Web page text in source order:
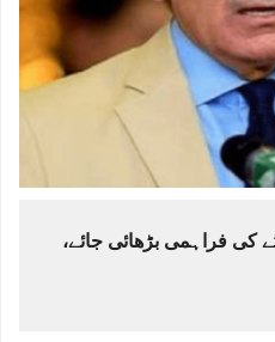
کی فراہمی بڑھائی جائے،